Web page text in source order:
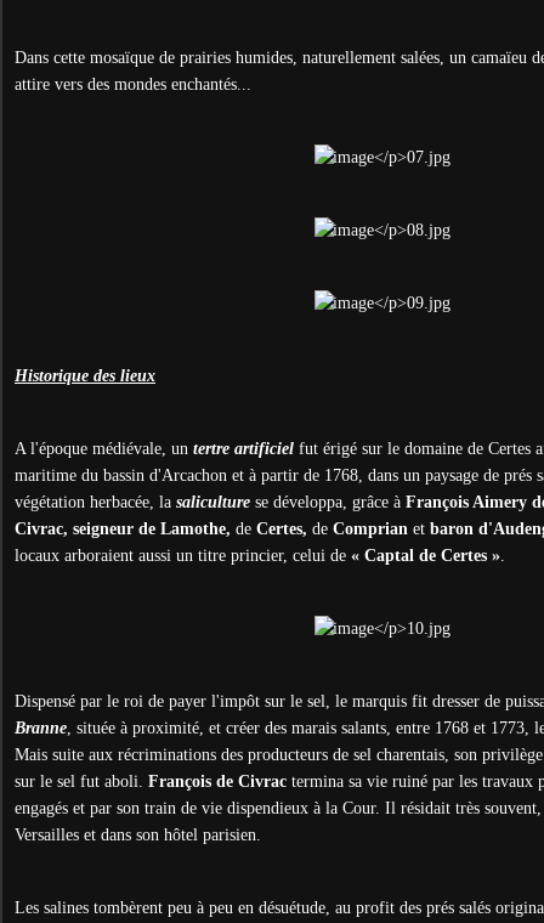
Dans cette mosaïque de prairies humides, naturellement salées, un camaïeu
attire vers des mondes enchantés...
Historique des lieux
A l'époque médiévale, un tertre artificiel fut érigé sur le domaine de Certes
maritime du bassin d'Arcachon et à partir de 1768, dans un paysage de prés
végétation herbacée, la saliculture se développa, grâce à François Aimery
Civrac, seigneur de Lamothe, de Certes, de Comprian et baron
locaux arboraient aussi un titre princier, celui de « Captal de Certes »
Dispensé par le roi de payer l'impôt sur le sel, le marquis fit dresser de
Branne , située à proximité, et créer des marais salants, entre 1768 et 1773,
Mais suite aux récriminations des producteurs de sel charentais, son
sur le sel fut aboli. François de Civrac termina sa vie ruiné par les travaux
engagés et par son train de vie dispendieux à la Cour. Il résidait très
Versailles et dans son hôtel parisien.
Les salines tombèrent peu à peu en désuétude, au profit des prés salés